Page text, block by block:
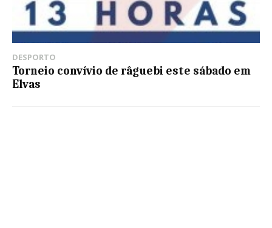
DESPORTO
Torneio convívio de râguebi este sábado em
Elvas